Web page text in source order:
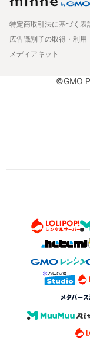
特定商取引法に基づく表
広告識別子の取得・利用
メディアキット
©GMO